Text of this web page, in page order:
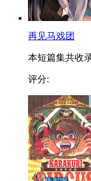
再见马戏团
本短篇集共收
评分: